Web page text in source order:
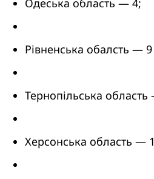
Рівненська обалсть — 9
Тернопільська
Херсонська область —